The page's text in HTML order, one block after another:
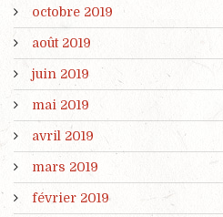
octobre 2019
août 2019
juin 2019
mai 2019
avril 2019
mars 2019
février 2019